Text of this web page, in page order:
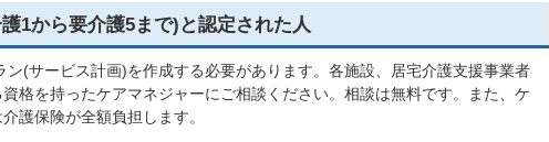
1から要介護5まで)と認定された人
ン(サービス計画)を作成する必要があります。各施設、居宅介護支援事業者
格を持ったケアマネジャーにご相談ください。相談は無料です。また、ケ
護保険が全額負担します。